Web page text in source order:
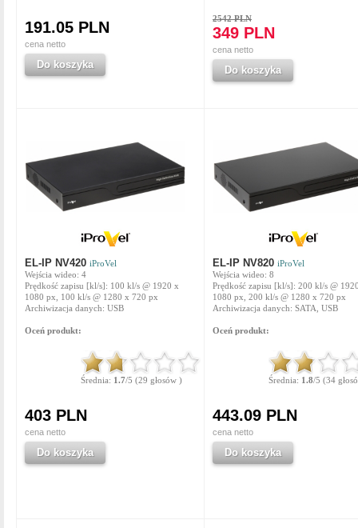
191.05 PLN
cena netto
Do koszyka
2542 PLN
349 PLN
cena netto
Do koszyka
EL-IP NV420 iProVel
Wejścia wideo: 4
Prędkość zapisu [kl/s]: 100 kl/s @ 1920 x
1080 px, 100 kl/s @ 1280 x 720 px
Archiwizacja danych: USB
Oceń produkt:
Średnia: 1.7/5 (29 głosów )
403 PLN
cena netto
Do koszyka
EL-IP NV820 iProVel
Wejścia wideo: 8
Prędkość zapisu [kl/s]: 200 kl/s @
1080 px, 200 kl/s @ 1280 x 720 px
Archiwizacja danych: SATA, USB
Oceń produkt:
Średnia: 1.8/5 (34
443.09 PLN
cena netto
Do koszyka